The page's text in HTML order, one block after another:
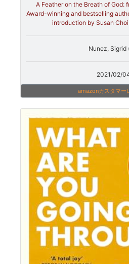
A Feather on the Breath of God:
Award-winning and bestselling
introduction by Susan
Nunez, Sigrid
2021/02/
amazonカスタマー